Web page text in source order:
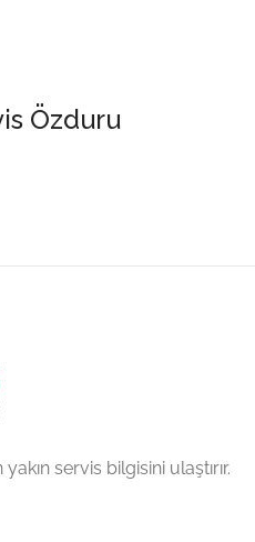
Özduru
servis bilgisini ulaştırır.